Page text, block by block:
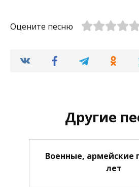
Оцените песню
Другие
Военные, армейские
лет